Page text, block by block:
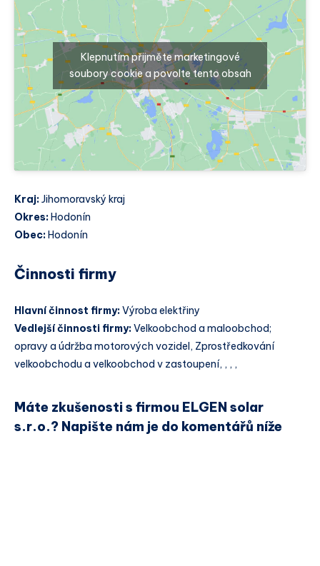
Klepnutím přijměte marketingové
soubory cookie a povolte tento obsah
Kraj:Jihomoravský kraj
Okres: Hodonín
Obec: Hodonín
Činnosti firmy
Hlavní činnost firmy:Výroba elektřiny
Vedlejší činnosti firmy:Velkoobchod a maloobchod;
opravy a údržba motorových vozidel, Zprostředkování
velkoobchodu a velkoobchod v zastoupení, , , ,
Máte zkušenosti s firmou ELGEN solar
s.r.o.? Napište nám je do komentářů níže